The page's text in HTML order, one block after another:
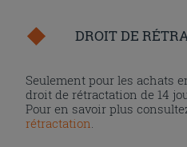
DROIT DE
Seulement pour les achats
droit de rétractation de 14
Pour en savoir plus
rétractation